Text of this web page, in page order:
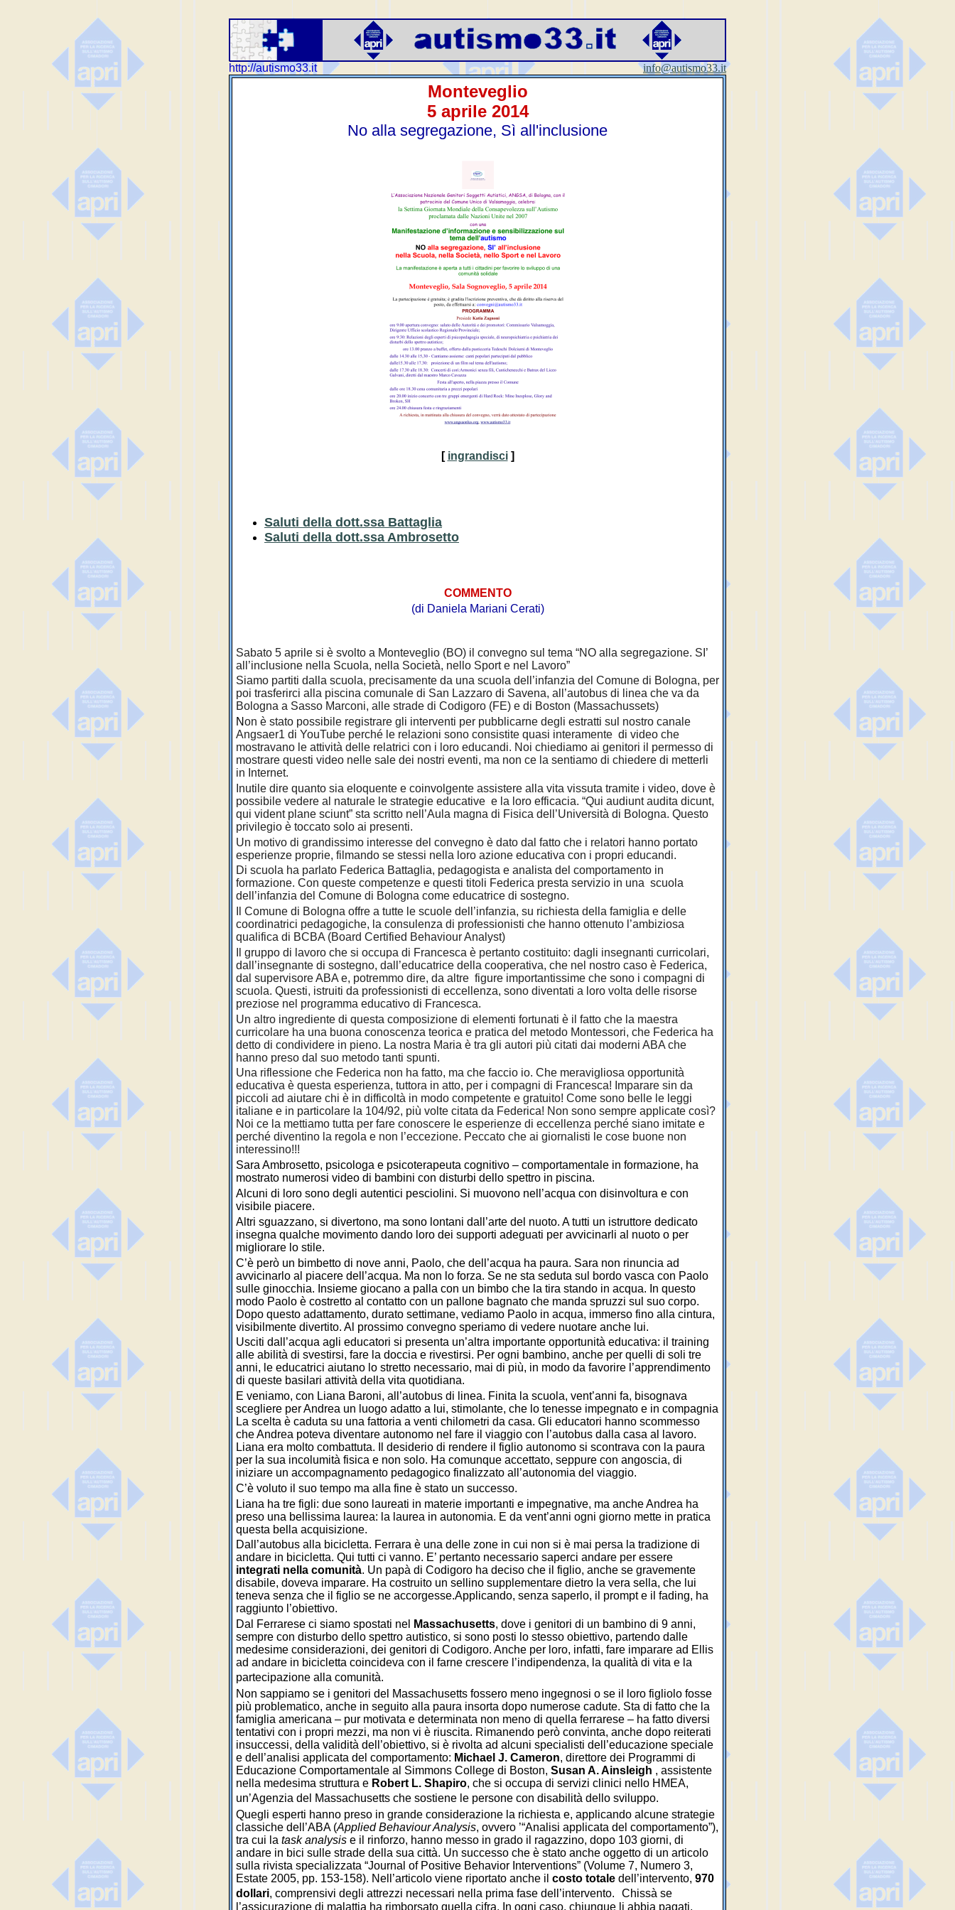
http://autismo33.it info@autismo33.it
Monteveglio
5 aprile 2014
No alla segregazione, Sì all'inclusione
[ ingrandisci]
Saluti della dott.ssa Battaglia
Saluti della dott.ssa Ambrosetto
COMMENTO
(di Daniela Mariani Cerati)
Sabato 5 aprile si è svolto a Monteveglio (BO) il convegno sul tema “NO alla segregazione. SI’
all’inclusione nella Scuola, nella Società, nello Sport e nel Lavoro”
Siamo partiti dalla scuola, precisamente da una scuola dell’infanzia del Comune di Bologna, per
poi trasferirci alla piscina comunale di San Lazzaro di Savena, all’autobus di linea che va da
Bologna a Sasso Marconi, alle strade di Codigoro (FE) e di Boston (Massachussets)
Non è stato possibile registrare gli interventi per pubblicarne degli estratti sul nostro canale
Angsaer1 di YouTube perché le relazioni sono consistite quasi interamente di video che
mostravano le attività delle relatrici con i loro educandi. Noi chiediamo ai genitori il permesso di
mostrare questi video nelle sale dei nostri eventi, ma non ce la sentiamo di chiedere di metterli
in Internet.
Inutile dire quanto sia eloquente e coinvolgente assistere alla vita vissuta tramite i video, dove è
possibile vedere al naturale le strategie educative e la loro efficacia. “Qui audiunt audita dicunt,
qui vident plane sciunt” sta scritto nell’Aula magna di Fisica dell’Università di Bologna. Questo
privilegio è toccato solo ai presenti.
Un motivo di grandissimo interesse del convegno è dato dal fatto che i relatori hanno portato
esperienze proprie, filmando se stessi nella loro azione educativa con i propri educandi.
Di scuola ha parlato Federica Battaglia, pedagogista e analista del comportamento in
formazione. Con queste competenze e questi titoli Federica presta servizio in una scuola
dell’infanzia del Comune di Bologna come educatrice di sostegno.
Il Comune di Bologna offre a tutte le scuole dell’infanzia, su richiesta della famiglia e delle
coordinatrici pedagogiche, la consulenza di professionisti che hanno ottenuto l’ambiziosa
qualifica di BCBA (Board Certified Behaviour Analyst)
Il gruppo di lavoro che si occupa di Francesca è pertanto costituito: dagli insegnanti curricolari,
dall’insegnante di sostegno, dall’educatrice della cooperativa, che nel nostro caso è Federica,
dal supervisore ABA e, potremmo dire, da altre figure importantissime che sono i compagni di
scuola. Questi, istruiti da professionisti di eccellenza, sono diventati a loro volta delle risorse
preziose nel programma educativo di Francesca.
Un altro ingrediente di questa composizione di elementi fortunati è il fatto che la maestra
curricolare ha una buona conoscenza teorica e pratica del metodo Montessori, che Federica ha
detto di condividere in pieno. La nostra Maria è tra gli autori più citati dai moderni ABA che
hanno preso dal suo metodo tanti spunti.
Una riflessione che Federica non ha fatto, ma che faccio io. Che meravigliosa opportunità
educativa è questa esperienza, tuttora in atto, per i compagni di Francesca! Imparare sin da
piccoli ad aiutare chi è in difficoltà in modo competente e gratuito! Come sono belle le leggi
italiane e in particolare la 104/92, più volte citata da Federica! Non sono sempre applicate così?
Noi ce la mettiamo tutta per fare conoscere le esperienze di eccellenza perché siano imitate e
perché diventino la regola e non l’eccezione. Peccato che ai giornalisti le cose buone non
interessino!!!
Sara Ambrosetto, psicologa e psicoterapeuta cognitivo – comportamentale in formazione, ha
mostrato numerosi video di bambini con disturbi dello spettro in piscina.
Alcuni di loro sono degli autentici pesciolini. Si muovono nell’acqua con disinvoltura e con
visibile piacere.
Altri sguazzano, si divertono, ma sono lontani dall’arte del nuoto. A tutti un istruttore dedicato
insegna qualche movimento dando loro dei supporti adeguati per avvicinarli al nuoto o per
migliorare lo stile.
C’è però un bimbetto di nove anni, Paolo, che dell’acqua ha paura. Sara non rinuncia ad
avvicinarlo al piacere dell’acqua. Ma non lo forza. Se ne sta seduta sul bordo vasca con Paolo
sulle ginocchia. Insieme giocano a palla con un bimbo che la tira stando in acqua. In questo
modo Paolo è costretto al contatto con un pallone bagnato che manda spruzzi sul suo corpo.
Dopo questo adattamento, durato settimane, vediamo Paolo in acqua, immerso fino alla cintura,
visibilmente divertito. Al prossimo convegno speriamo di vedere nuotare anche lui.
Usciti dall’acqua agli educatori si presenta un’altra importante opportunità educativa: il training
alle abilità di svestirsi, fare la doccia e rivestirsi. Per ogni bambino, anche per quelli di soli tre
anni, le educatrici aiutano lo stretto necessario, mai di più, in modo da favorire l’apprendimento
di queste basilari attività della vita quotidiana.
E veniamo, con Liana Baroni, all’autobus di linea. Finita la scuola, vent’anni fa, bisognava
scegliere per Andrea un luogo adatto a lui, stimolante, che lo tenesse impegnato e in compagnia
La scelta è caduta su una fattoria a venti chilometri da casa. Gli educatori hanno scommesso
che Andrea poteva diventare autonomo nel fare il viaggio con l’autobus dalla casa al lavoro.
Liana era molto combattuta. Il desiderio di rendere il figlio autonomo si scontrava con la paura
per la sua incolumità fisica e non solo. Ha comunque accettato, seppure con angoscia, di
iniziare un accompagnamento pedagogico finalizzato all’autonomia del viaggio.
C’è voluto il suo tempo ma alla fine è stato un successo.
Liana ha tre figli: due sono laureati in materie importanti e impegnative, ma anche Andrea ha
preso una bellissima laurea: la laurea in autonomia. E da vent’anni ogni giorno mette in pratica
questa bella acquisizione.
Dall’autobus alla bicicletta. Ferrara è una delle zone in cui non si è mai persa la tradizione di
andare in bicicletta. Qui tutti ci vanno. E’ pertanto necessario saperci andare per essere
integrati nella comunità. Un papà di Codigoro ha deciso che il figlio, anche se gravemente
disabile, doveva imparare. Ha costruito un sellino supplementare dietro la vera sella, che lui
teneva senza che il figlio se ne accorgesse.Applicando, senza saperlo, il prompt e il fading, ha
raggiunto l’obiettivo.
Dal Ferrarese ci siamo spostati nel
Massachusetts, dove i genitori di un bambino di 9 anni,
sempre con disturbo dello spettro autistico, si sono posti lo stesso obiettivo, partendo dalle
medesime considerazioni, dei genitori di Codigoro. Anche per loro, infatti, fare imparare ad Ellis
ad andare in bicicletta coincideva con il farne crescere l’indipendenza, la qualità di vita e la
partecipazione alla comunità.
Non sappiamo se i genitori del Massachusetts fossero meno ingegnosi o se il loro figliolo fosse
più problematico, anche in seguito alla paura insorta dopo numerose cadute. Sta di fatto che la
famiglia americana – pur motivata e determinata non meno di quella ferrarese – ha fatto diversi
tentativi con i propri mezzi, ma non vi è riuscita. Rimanendo però convinta, anche dopo reiterati
insuccessi, della validità dell’obiettivo, si è rivolta ad alcuni specialisti dell’educazione speciale
e dell’analisi applicata del comportamento: Michael J. Cameron, direttore dei Programmi di
Educazione Comportamentale al Simmons College di Boston, Susan A. Ainsleigh , assistente
nella medesima struttura e Robert L. Shapiro, che si occupa di servizi clinici nello HMEA,
un’Agenzia del Massachusetts che sostiene le persone con disabilità dello sviluppo.
Quegli esperti hanno preso in grande considerazione la richiesta e, applicando alcune strategie
classiche dell’ABA (Applied Behaviour Analysis, ovvero ’“Analisi applicata del comportamento”),
tra cui la task analysis e il rinforzo, hanno messo in grado il ragazzino, dopo 103 giorni, di
andare in bici sulle strade della sua città. Un successo che è stato anche oggetto di un articolo
sulla rivista specializzata “Journal of Positive Behavior Interventions” (Volume 7, Numero 3,
Estate 2005, pp. 153-158). Nell’articolo viene riportato anche il costo totale dell’intervento, 970
dollari, comprensivi degli attrezzi necessari nella prima fase dell’intervento.
Chissà se
l’assicurazione di malattia ha rimborsato quella cifra. In ogni caso, chiunque li abbia pagati,